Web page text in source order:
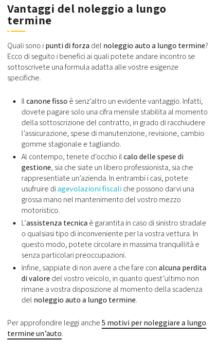
Vantaggi del noleggio a lungo
termine
Quali sono ipunti di forzadel noleggio auto a lungo termine?
Ecco di seguito i benefici ai quali potete andare incontro se
sottoscrivete una formula adatta alle vostre esigenze
specifiche.
Ilcanone fisso è senz’altro un evidente vantaggio. Infatti,
dovete pagare solo una cifra mensile stabilita al momento
della sottoscrizione del contratto, in grado di racchiudere
l’assicurazione, spese di manutenzione, revisione, cambio
gomme stagionale e tagliando.
Al contempo, tenete d’occhio ilcalo delle spese di
gestione, sia che siate un libero professionista, sia che
rappresentiate un’azienda. In entrambi i casi, potete
usufruire diagevolazioni fiscaliche possono darvi una
grossa mano nel mantenimento del vostro mezzo
motoristico.
L’assistenza tecnicaè garantita in caso di sinistro stradale
o qualsiasi tipo di inconveniente per la vostra vettura. In
questo modo, potete circolare in massima tranquillità e
senza particolari preoccupazioni.
Infine, sappiate di non avere a che fare conalcuna perdita
di valoredel vostro veicolo, in quanto quest’ultimo non
rimane a vostra disposizione al momento della scadenza
del noleggio auto a lungo termine.
Per approfondire leggi anche5 motivi per noleggiare a lungo
termine un’auto.